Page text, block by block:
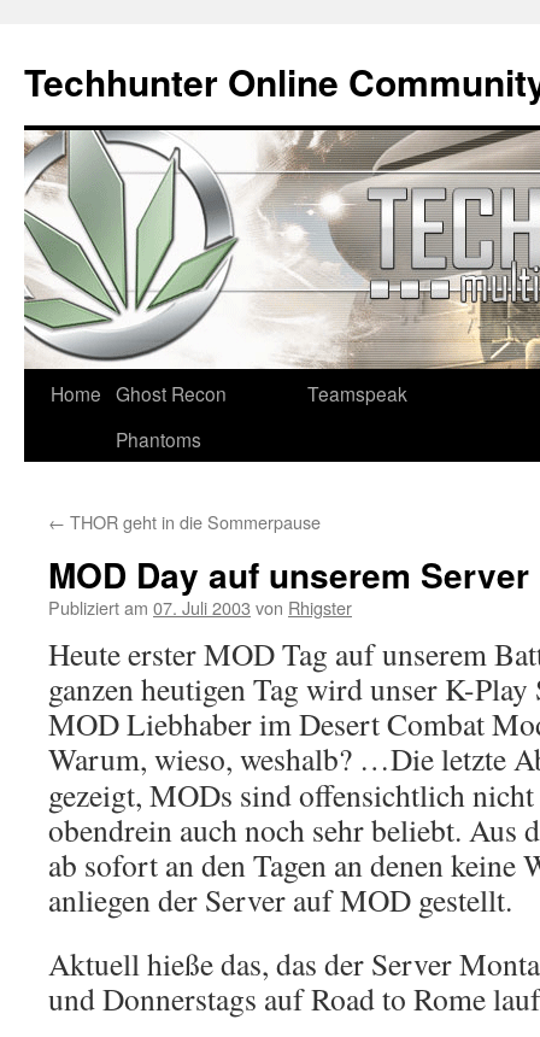
Techhunter Online
Zum
Home Ghost Recon
Phantoms
Teamspeak
← THOR geht in die Sommerpause
MOD Day auf unserem Server
Publiziert am 07. Juli 2003 von Rhigster
Heute erster MOD Tag auf unserem
ganzen heutigen Tag wird unser K-
MOD Liebhaber im Desert Combat
Warum, wieso, weshalb? …Die letzte
gezeigt, MODs sind offensichtlich
obendrein auch noch sehr beliebt. Aus
ab sofort an den Tagen an denen keine
anliegen der Server auf MOD gestellt.
Aktuell hieße das, das der Server
und Donnerstags auf Road to Rome